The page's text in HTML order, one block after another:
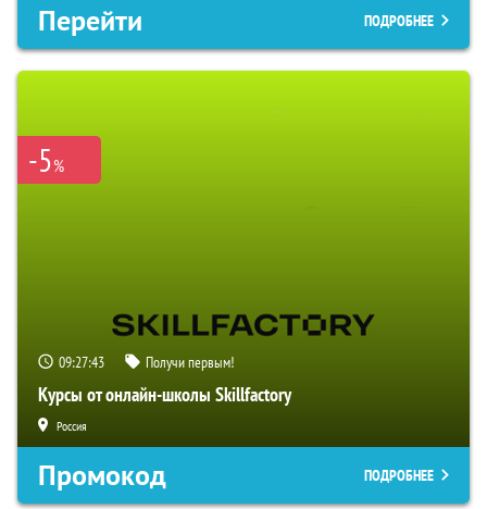
Перейти ПОДРОБНЕЕ
-5%
09:27:41 Получи первым!
Курсы от онлайн-школы Skillfactory
Россия
Промокод ПОДРОБНЕЕ